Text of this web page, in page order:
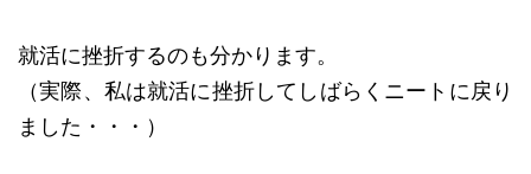
就活に挫折するのも分かります。
（実際、私は就活に挫折してしばらくニートに戻り
ました・・・）